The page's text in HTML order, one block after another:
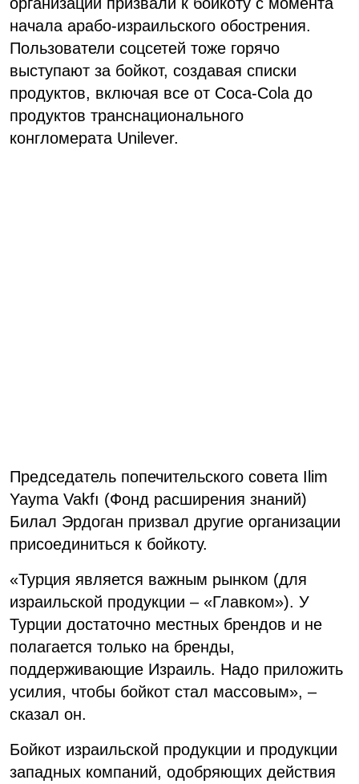
начала арабо-израильского обострения.
Пользователи соцсетей тоже горячо
выступают за бойкот, создавая списки
продуктов, включая все от Coca-Cola до
продуктов транснационального
конгломерата Unilever.
Председатель попечительского совета Ilim
Yayma Vakfı (Фонд расширения знаний)
Билал Эрдоган призвал другие организации
присоединиться к бойкоту.
«Турция является важным рынком (для
израильской продукции – «Главком»). У
Турции достаточно местных брендов и не
полагается только на бренды,
поддерживающие Израиль. Надо приложить
усилия, чтобы бойкот стал массовым», –
сказал он.
Бойкот израильской продукции и продукции
западных компаний, одобряющих действия